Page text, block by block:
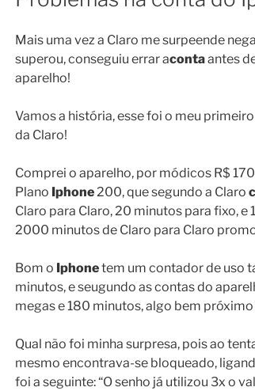
Mais uma vez a Claro me surpeende
superou, conseguiu errar acontaantes
aparelho!
Vamos a história, esse foi o meu
da Claro!
Comprei o aparelho, por módicos R$
Plano Iphone200, que segundo a Claro
Claro para Claro, 20 minutos para fixo, e
2000 minutos de Claro para Claro
Bom o Iphonetem um contador de uso
minutos, e seugundo as contas do
megas e 180 minutos, algo bem
Qual não foi minha surpresa, pois ao
mesmo encontrava-se bloqueado,
foi a seguinte: “O senho já utilizou 3x o